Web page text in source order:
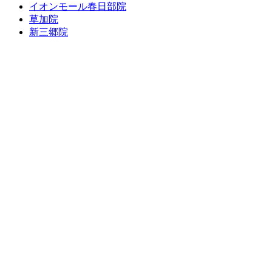
イオンモール春日部院
草加院
新三郷院